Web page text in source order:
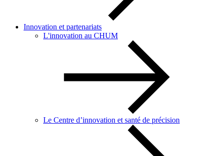
Innovation et partenariats
L'innovation au CHUM
Le Centre d’innovation et santé de précision